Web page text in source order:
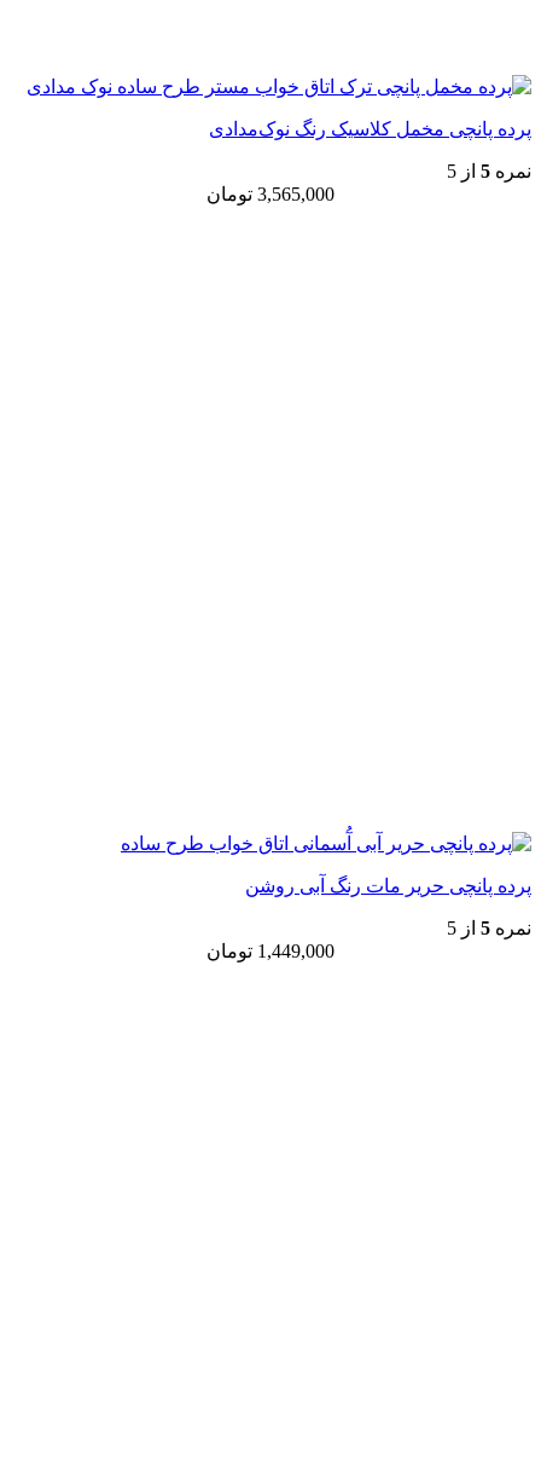
پرده پانچی مخمل کلاسیک رنگ نوک‌مدادی
نمره5 از 5
3,565,000 تومان
پرده پانچی حریر مات رنگ آبی روشن
نمره5 از 5
1,449,000 تومان